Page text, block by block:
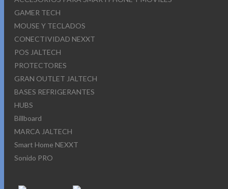
GAMER TECH
MOUSE Y TECLADOS
CONECTIVIDAD NEXXT
POS JALTECH
PROTECTORES
GRAN OUTLET JALTECH
BASES REFRIGERANTES
HUBS
Billboard
MARCA JALTECH
Smart Home NEXXT
Sonido PRO